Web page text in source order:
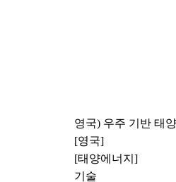
영국) 우주 기반 태
[영국]
[태양에너지]
기술